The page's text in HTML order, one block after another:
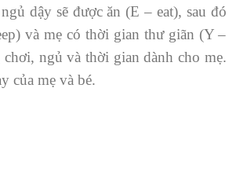
dậy sẽ được ăn (E – eat), sau đó
và mẹ có thời gian thư giãn (Y –
ngủ và thời gian dành cho mẹ.
của mẹ và bé.